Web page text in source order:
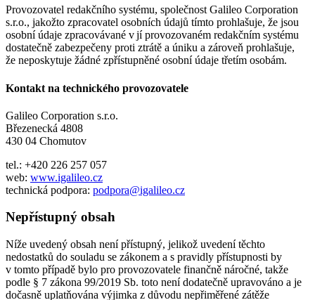
Provozovatel redakčního systému, společnost Galileo Corporation
s.r.o., jakožto zpracovatel osobních údajů tímto prohlašuje, že jsou
osobní údaje zpracovávané v jí provozovaném redakčním systému
dostatečně zabezpečeny proti ztrátě a úniku a zároveň prohlašuje,
že neposkytuje žádné zpřístupněné osobní údaje třetím osobám.
Kontakt na technického provozovatele
Galileo Corporation s.r.o.
Březenecká 4808
430 04 Chomutov
tel.: +420 226 257 057
web: www.igalileo.cz
technická podpora: podpora@igalileo.cz
Nepřístupný obsah
Níže uvedený obsah není přístupný, jelikož uvedení těchto
nedostatků do souladu se zákonem a s pravidly přístupnosti by
v tomto případě bylo pro provozovatele finančně náročné, takže
podle § 7 zákona 99/2019 Sb. toto není dodatečně upravováno a je
dočasně uplatňována výjimka z důvodu nepřiměřené zátěže